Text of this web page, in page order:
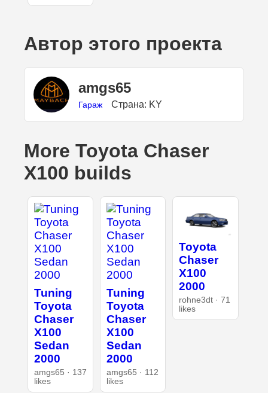
Автор этого проекта
amgs65
Гараж Страна: KY
More Toyota Chaser
X100 builds
Tuning
Toyota
Chaser
X100
Sedan
2000
amgs65 · 137
likes
Tuning
Toyota
Chaser
X100
Sedan
2000
amgs65 · 112
likes
Toyota
Chaser
X100
2000
rohne3dt · 71
likes